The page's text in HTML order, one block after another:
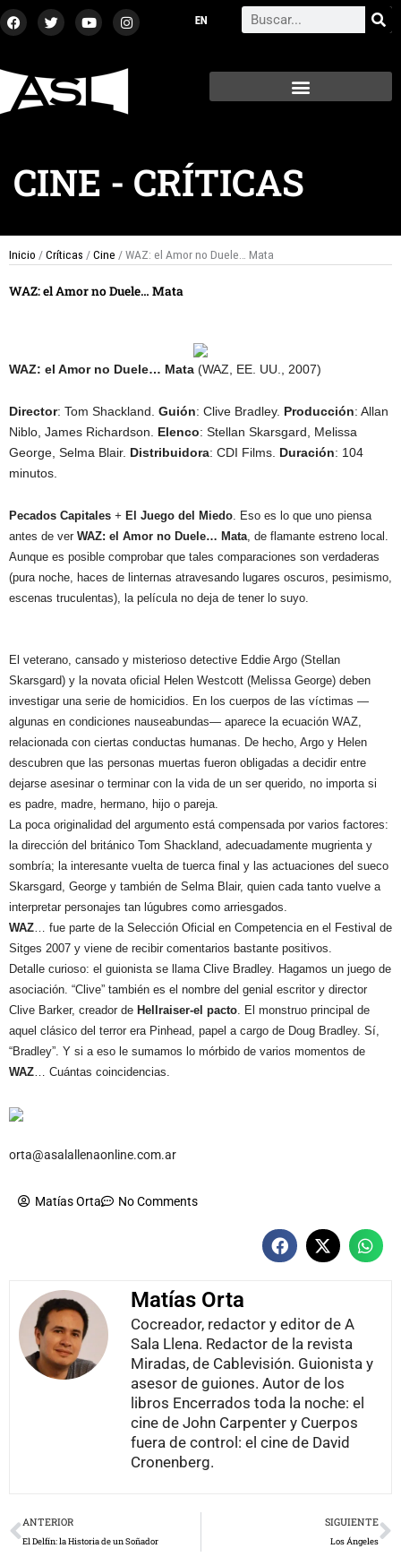
al
F
a
c
o
k
T
w
i
e
r
Y
o
u
b
I
n
s
a
Search
CINE - CRÍTICAS
Inicio /Críticas /Cine / WAZ: el Amor no Duele… Mata
WAZ: el Amor no Duele… Mata
WAZ: el Amor no Duele… Mata (WAZ, EE. UU., 2007)
Director: Tom Shackland. Guión: Clive Bradley. Producción: Allan
Niblo, James Richardson.
Elenco: Stellan Skarsgard, Melissa
George, Selma Blair.
Distribuidora: CDI Films. Duración: 104
minutos.
Pecados Capitales + El Juego del Miedo . Eso es lo que uno piensa
antes de ver WAZ: el Amor no Duele… Mata , de flamante estreno local.
Aunque es posible comprobar que tales comparaciones son verdaderas
(pura noche, haces de linternas atravesando lugares oscuros, pesimismo,
escenas truculentas), la película no deja de tener lo suyo.
El veterano, cansado y misterioso detective Eddie Argo (Stellan
Skarsgard) y la novata oficial Helen Westcott (Melissa George) deben
investigar una serie de homicidios. En los cuerpos de las víctimas —
algunas en condiciones nauseabundas— aparece la ecuación WAZ,
relacionada con ciertas conductas humanas. De hecho, Argo y Helen
descubren que las personas muertas fueron obligadas a decidir entre
dejarse asesinar o terminar con la vida de un ser querido, no importa si
es padre, madre, hermano, hijo o pareja.
La poca originalidad del argumento está compensada por varios factores:
la dirección del británico Tom Shackland, adecuadamente mugrienta y
sombría; la interesante vuelta de tuerca final y las actuaciones del sueco
Skarsgard, George y también de Selma Blair, quien cada tanto vuelve a
interpretar personajes tan lúgubres como arriesgados.
WAZ … fue parte de la Selección Oficial en Competencia en el Festival de
Sitges 2007 y viene de recibir comentarios bastante positivos.
Detalle curioso: el guionista se llama Clive Bradley. Hagamos un juego de
asociación. “Clive” también es el nombre del genial escritor y director
Clive Barker, creador de Hellraiser-el pacto . El monstruo principal de
aquel clásico del terror era Pinhead, papel a cargo de Doug Bradley. Sí,
“Bradley”. Y si a eso le sumamos lo mórbido de varios momentos de
WAZ … Cuántas coincidencias.
orta@asalallenaonline.com.ar
Matías Orta No Comments
Matías Orta
Cocreador, redactor y editor de A
Sala Llena. Redactor de la revista
Miradas, de Cablevisión. Guionista y
asesor de guiones. Autor de los
libros Encerrados toda la noche: el
cine de John Carpenter y Cuerpos
fuera de control: el cine de David
Cronenberg.
Prev
ANTERIOR
El Delfín: la Historia de un Soñador
SIGUIENTE
Los Ángeles